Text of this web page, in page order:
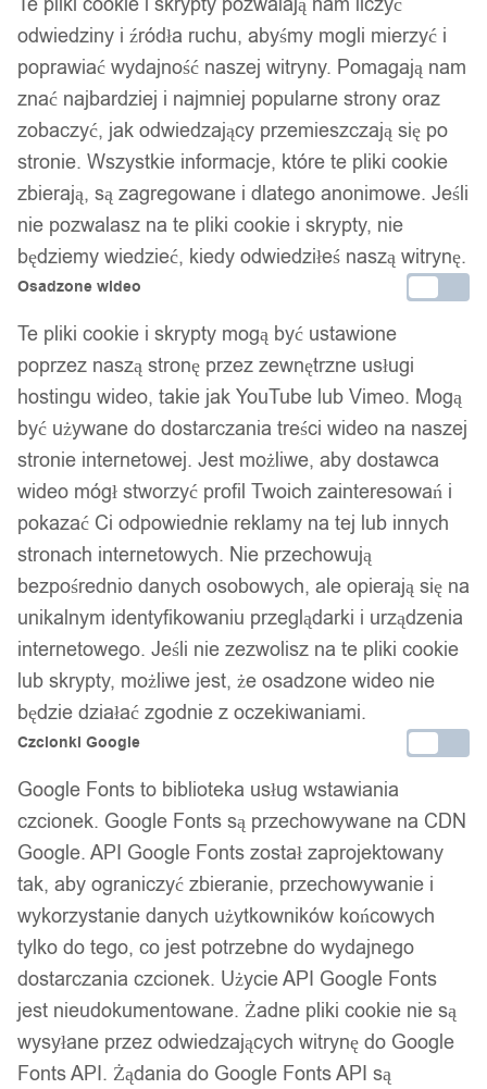
/ 5
Gra kółko i krzyżyk dla dzieci
drewniana kolorowa
14x14cm niebieska
13,99zł
Darmowa dostawa od 90 zł
Dostawa w 24h
Zamówienia złożone do 14:00 wysyłamy tego samego dnia.
Dostawa w 24h
Zamówienia złożone do 14:00 wysyłamy tego samego dnia.
Kod produktu: T48
Dostępny w magazynie - szybka dostawa
Dodaj do koszyka
Zamówienia złożone do 14:00 w dni robocze wysyłamy tego
samego dnia.
odwiedziny i źródła ruchu, abyśmy mogli mierzyć i
poprawiać wydajność naszej witryny. Pomagają nam
znać najbardziej i najmniej popularne strony oraz
zobaczyć, jak odwiedzający przemieszczają się po
stronie. Wszystkie informacje, które te pliki cookie
zbierają, są zagregowane i dlatego anonimowe. Jeśli
nie pozwalasz na te pliki cookie i skrypty, nie
będziemy wiedzieć, kiedy odwiedziłeś naszą witrynę.
Osadzone wideo
Te pliki cookie i skrypty mogą być ustawione
poprzez naszą stronę przez zewnętrzne usługi
hostingu wideo, takie jak YouTube lub Vimeo. Mogą
być używane do dostarczania treści wideo na naszej
stronie internetowej. Jest możliwe, aby dostawca
wideo mógł stworzyć profil Twoich zainteresowań i
pokazać Ci odpowiednie reklamy na tej lub innych
stronach internetowych. Nie przechowują
bezpośrednio danych osobowych, ale opierają się na
unikalnym identyfikowaniu przeglądarki i urządzenia
internetowego. Jeśli nie zezwolisz na te pliki cookie
lub skrypty, możliwe jest, że osadzone wideo nie
będzie działać zgodnie z oczekiwaniami.
Czcionki Google
Google Fonts to biblioteka usług wstawiania
czcionek. Google Fonts są przechowywane na CDN
Google. API Google Fonts został zaprojektowany
tak, aby ograniczyć zbieranie, przechowywanie i
wykorzystanie danych użytkowników końcowych
tylko do tego, co jest potrzebne do wydajnego
dostarczania czcionek. Użycie API Google Fonts
jest nieudokumentowane. Żadne pliki cookie nie są
wysyłane przez odwiedzających witrynę do Google
Fonts API. Żądania do Google Fonts API są